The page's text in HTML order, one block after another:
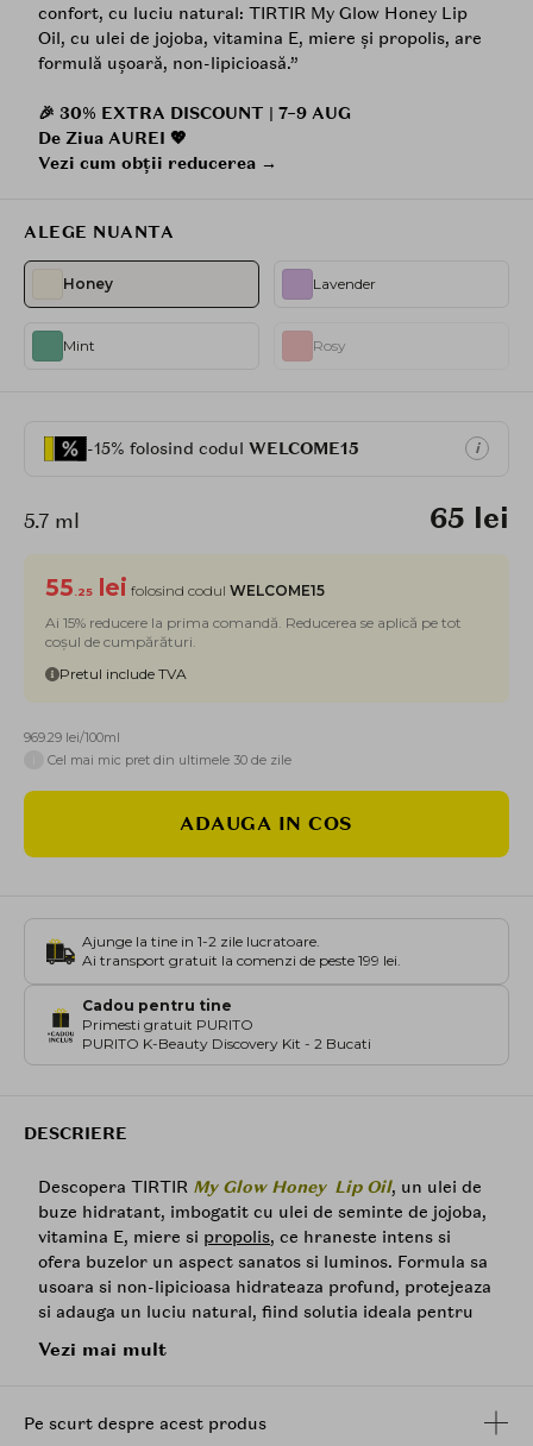
confort, cu luciu natural: TIRTIR My Glow Honey Lip
Oil, cu ulei de jojoba, vitamina E, miere și propolis, are
formulă ușoară, non-lipicioasă.”
🎉 30% EXTRA DISCOUNT | 7–9 AUG
De Ziua AUREI 💖
Vezi cum obții reducerea →
ALEGE NUANTA
Honey Lavender
Mint Rosy
-15% folosind codul WELCOME15 i
5.7 ml 65 lei
55 .25 lei folosind codul WELCOME15
Ai 15% reducere la prima comandă. Reducerea se aplică pe tot
coșul de cumpărături.
Pretul include TVA
969.29 lei/100ml
Cel mai mic pret din ultimele 30 de zile
ADAUGA IN COS
Ajunge la tine in 1-2 zile lucratoare.
Ai transport gratuit la comenzi de peste 199 lei.
Cadou pentru tine
Primesti gratuit PURITO
PURITO K-Beauty Discovery Kit - 2 Bucati
DESCRIERE
Descopera TIRTIR My Glow Honey Lip Oil, un ulei de
buze hidratant, imbogatit cu ulei de seminte de jojoba,
vitamina E, miere si propolis, ce hraneste intens si
ofera buzelor un aspect sanatos si luminos. Formula sa
usoara si non-lipicioasa hidrateaza profund, protejeaza
si adauga un luciu natural, fiind solutia ideala pentru
Hidratare profunda si nutritie - Reface si
hraneste buzele uscate.
Vezi mai mult
Pe scurt despre acest produs